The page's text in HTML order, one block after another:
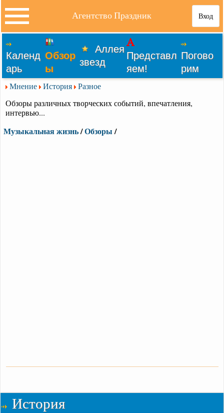
Вход
Агентство Праздник
Календ
арь
Обзор
ы
Аллея
звезд
Представл
яем!
Погово
рим
Мнение История Разное
Обзоры различных творческих событий, впечатления,
интервью...
Музыкальная жизнь/Обзоры/
История